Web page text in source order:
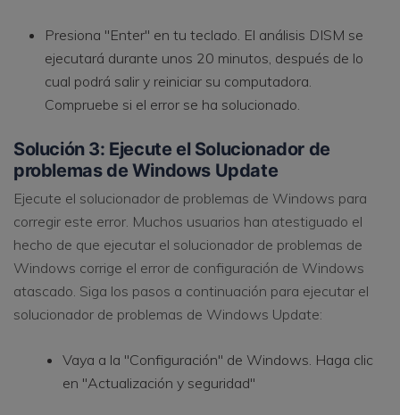
Presiona "Enter" en tu teclado. El análisis DISM se
ejecutará durante unos 20 minutos, después de lo
cual podrá salir y reiniciar su computadora.
Compruebe si el error se ha solucionado.
Solución 3: Ejecute el Solucionador de
problemas de Windows Update
Ejecute el solucionador de problemas de Windows para
corregir este error. Muchos usuarios han atestiguado el
hecho de que ejecutar el solucionador de problemas de
Windows corrige el error de configuración de Windows
atascado. Siga los pasos a continuación para ejecutar el
solucionador de problemas de Windows Update:
Vaya a la "Configuración" de Windows. Haga clic
en "Actualización y seguridad"